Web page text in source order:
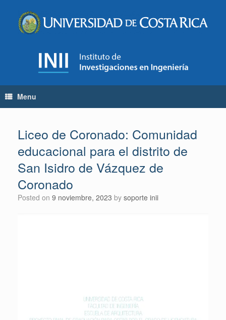
content
Menu
Liceo de Coronado: Comunidad
educacional para el distrito de
San Isidro de Vázquez de
Coronado
Posted on 9 noviembre, 2023 by soporte inii